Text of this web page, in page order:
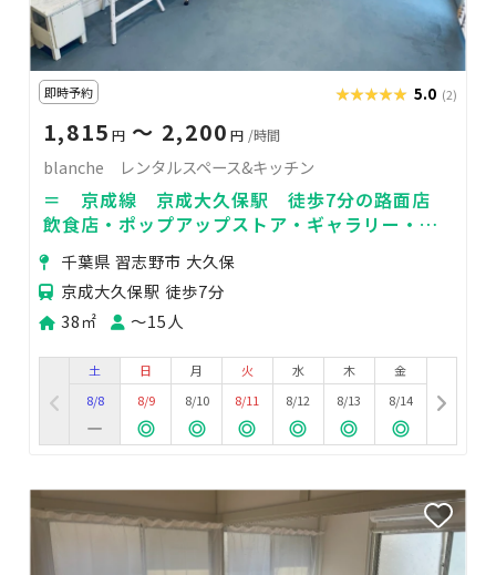
即時予約 ★★★★★
★★★★★ 5.0 (2)
1,815 円 〜 2,200 円 /時間
blanche レンタルスペース&キッチン
＝ 京成線 京成大久保駅 徒歩7分の路面店
飲食店・ポップアップストア・ギャラリー・研
修・パーティーなど多目的に使用可能 ＝
千葉県 習志野市 大久保
京成大久保駅 徒歩7分
38㎡
〜15人
土
8/8
日
8/9
月
8/10
火
8/11
水
8/12
木
8/13
金
8/14